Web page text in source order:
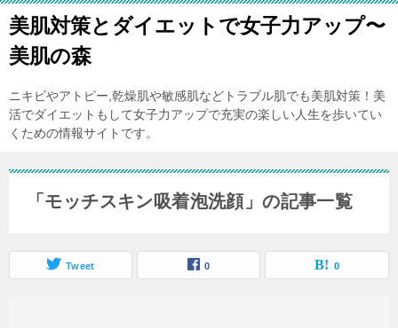
美肌対策とダイエットで女子力アップ〜
美肌の森
ニキビやアトピー,乾燥肌や敏感肌などトラブル肌でも美肌対策！美
活でダイエットもして女子力アップで充実の楽しい人生を歩いてい
くための情報サイトです。
「モッチスキン吸着泡洗顔」の記事一覧
Tweet 0 0